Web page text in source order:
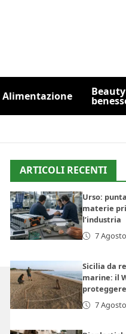
Alimentazione
ARTICOLI RECENTI
Urso:
materie
l’industria
7
Sicilia da
marine: il
7